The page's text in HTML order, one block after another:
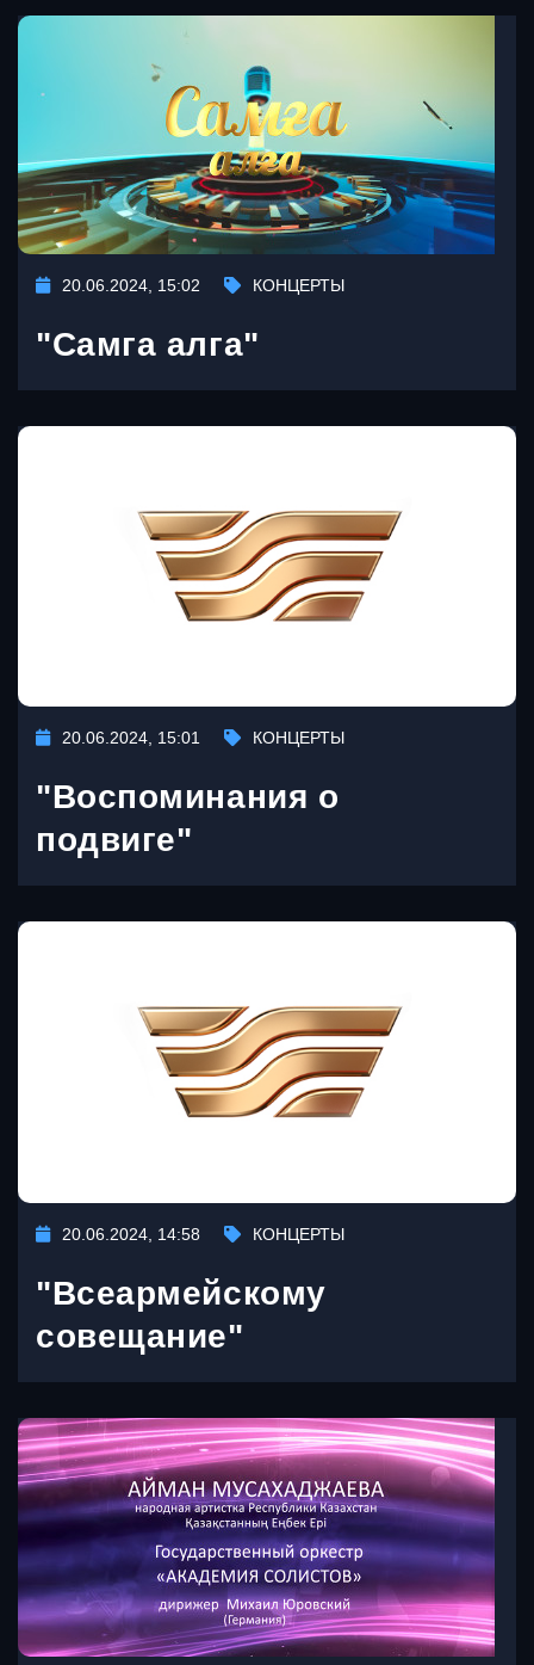
20.06.2024, 15:02 КОНЦЕРТЫ
"Самга алга"
20.06.2024, 15:01 КОНЦЕРТЫ
"Воспоминания о
подвиге"
20.06.2024, 14:58 КОНЦЕРТЫ
"Всеармейскому
совещание"